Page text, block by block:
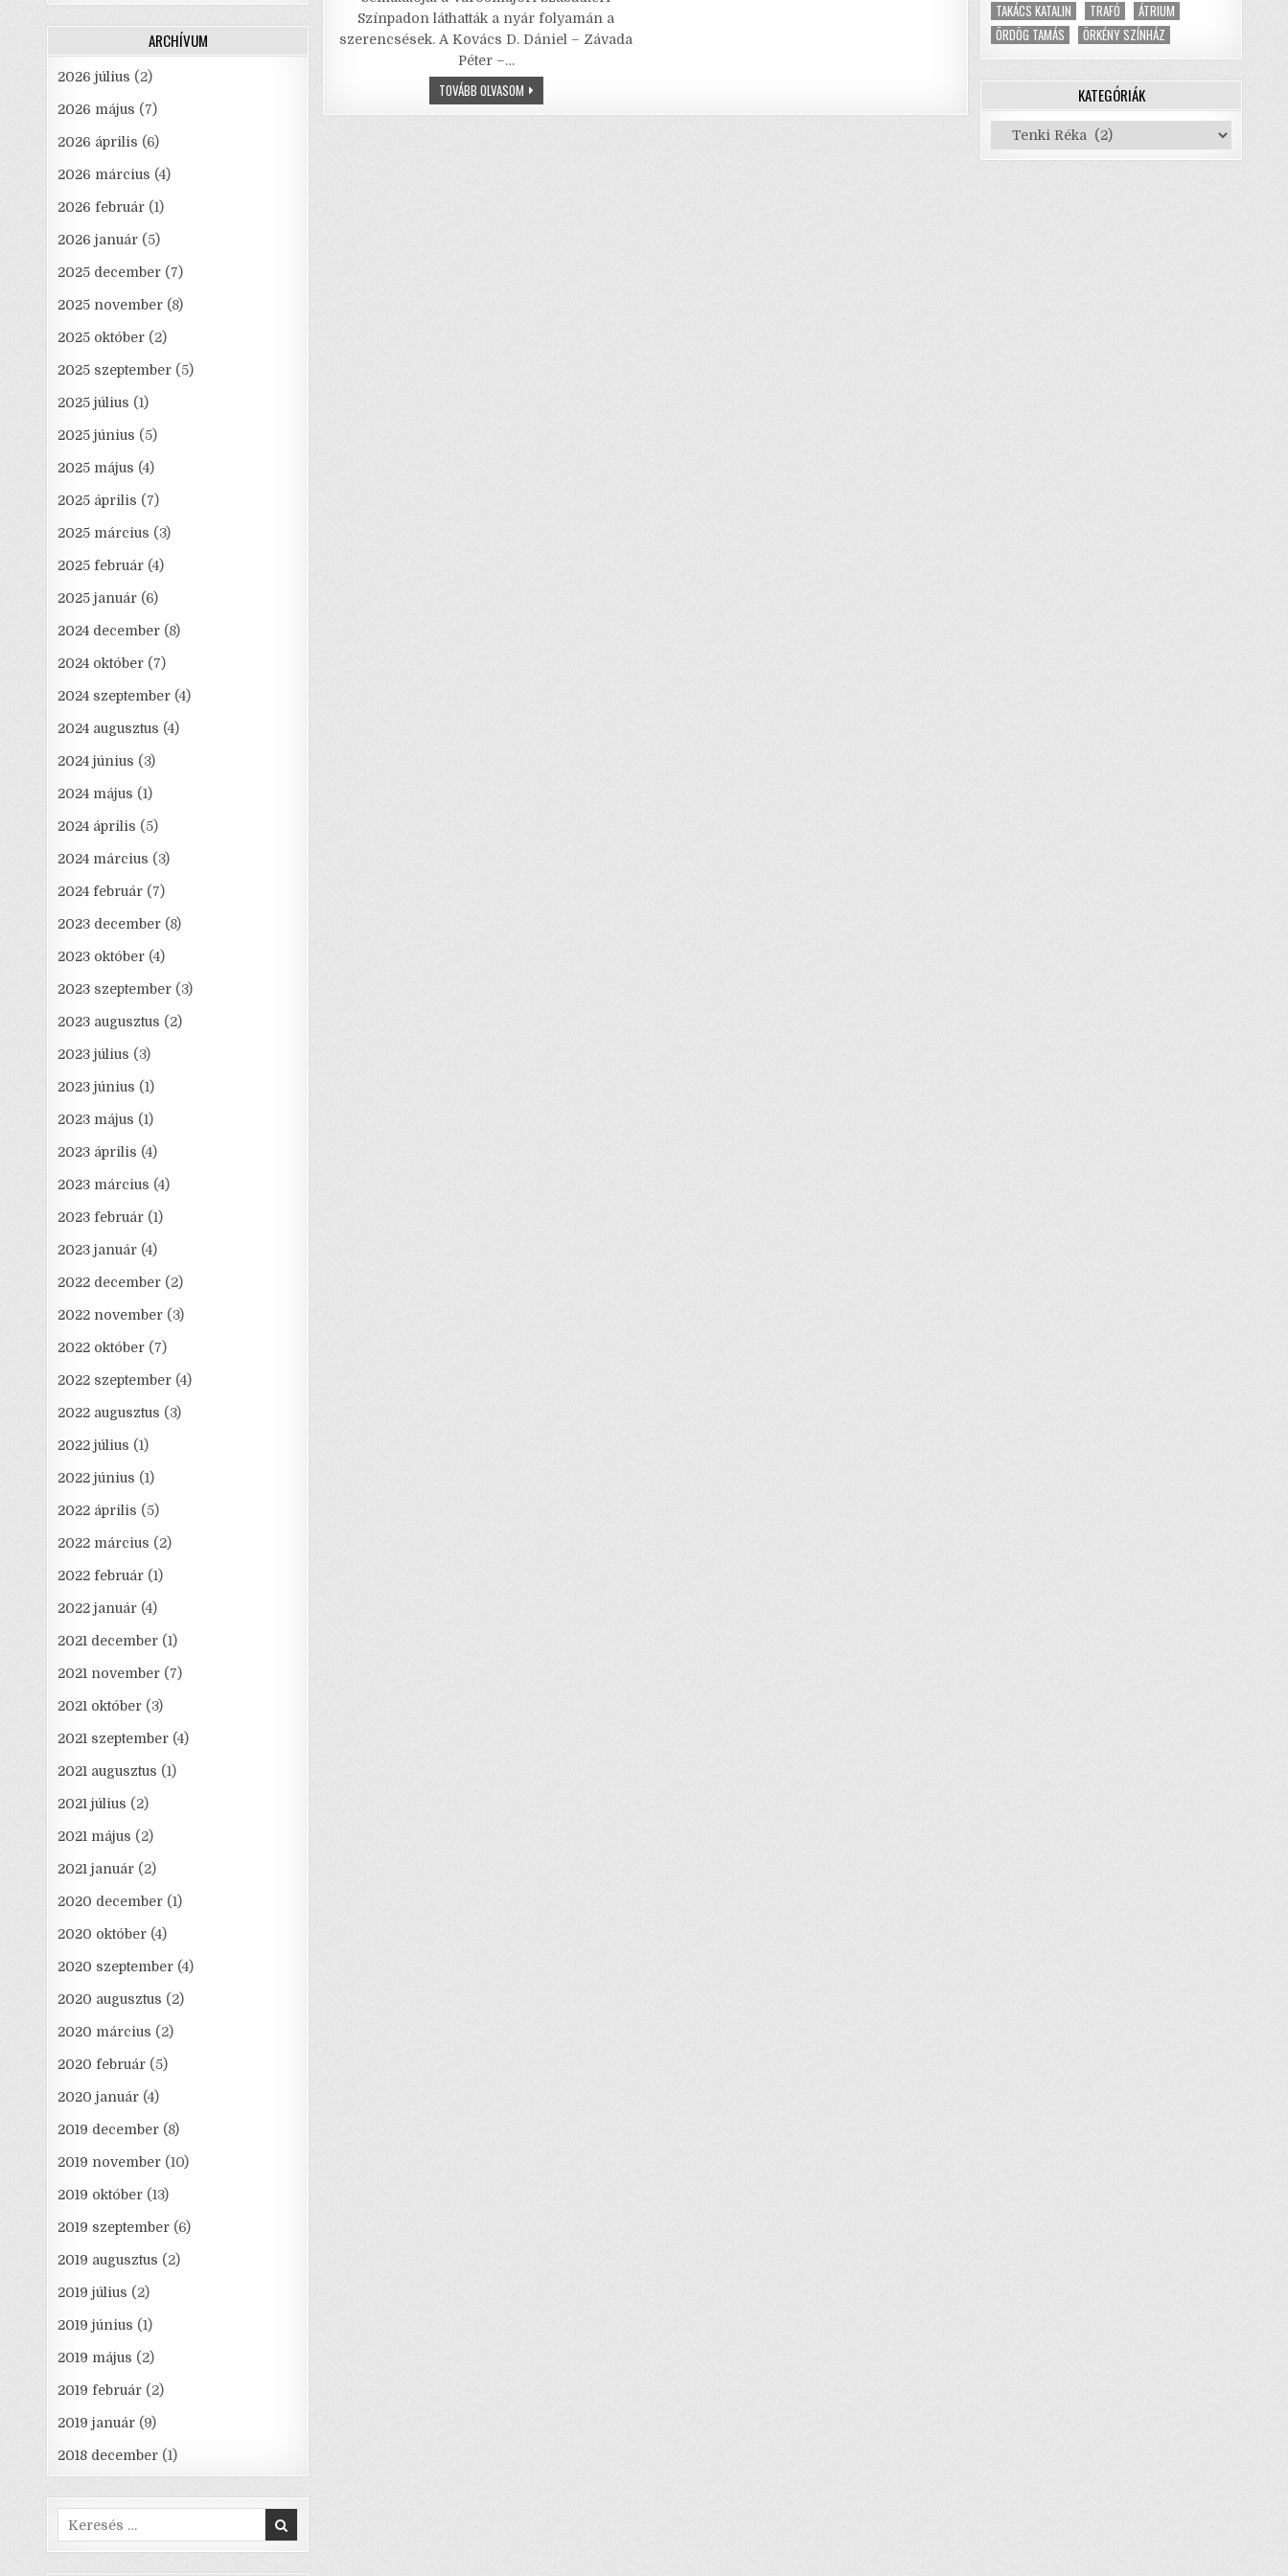
e
b
o
o
te
r
l
l
s
A
p
e
Színpadon láthatták a nyár folyamán a
szerencsések. A Kovács D. Dániel – Závada
Péter –…
TOVÁBB OLVASOM[ESCAPE]
A
DONKIHÓTE-
ARCHÍVUM
2026 július (2)
2026 május (7)
2026 április (6)
2026 március (4)
2026 február (1)
2026 január (5)
2025 december (7)
2025 november (8)
2025 október (2)
2025 szeptember (5)
2025 július (1)
2025 június (5)
2025 május (4)
2025 április (7)
2025 március (3)
2025 február (4)
2025 január (6)
2024 december (8)
2024 október (7)
2024 szeptember (4)
2024 augusztus (4)
2024 június (3)
2024 május (1)
2024 április (5)
2024 március (3)
2024 február (7)
2023 december (8)
2023 október (4)
2023 szeptember (3)
2023 augusztus (2)
2023 július (3)
2023 június (1)
2023 május (1)
2023 április (4)
2023 március (4)
2023 február (1)
2023 január (4)
2022 december (2)
2022 november (3)
2022 október (7)
2022 szeptember (4)
2022 augusztus (3)
2022 július (1)
2022 június (1)
2022 április (5)
2022 március (2)
2022 február (1)
2022 január (4)
2021 december (1)
2021 november (7)
2021 október (3)
2021 szeptember (4)
2021 augusztus (1)
2021 július (2)
2021 május (2)
2021 január (2)
2020 december (1)
2020 október (4)
2020 szeptember (4)
2020 augusztus (2)
2020 március (2)
2020 február (5)
2020 január (4)
2019 december (8)
2019 november (10)
2019 október (13)
2019 szeptember (6)
2019 augusztus (2)
2019 július (2)
2019 június (1)
2019 május (2)
2019 február (2)
2019 január (9)
2018 december (1)
Search
for:
TAKÁCS KATALIN
TRAFÓ
ÁTRIUM
ÖRDÖG TAMÁS
ÖRKÉNY SZÍNHÁZ
KATEGÓRIÁK
Kategóriák